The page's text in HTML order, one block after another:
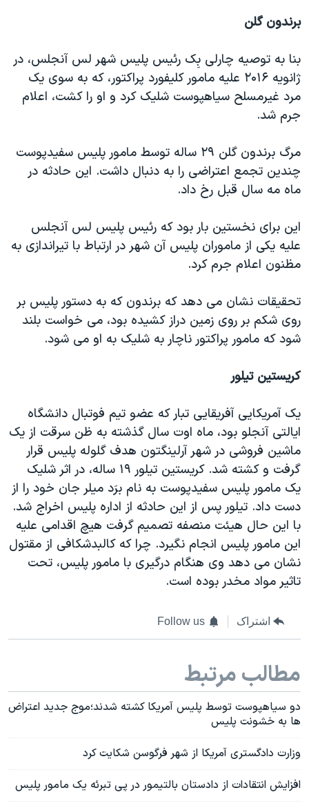
برندون گلن
بنا به توصیه چارلی بِک رئیس پلیس شهر لس آنجلس، در
ژانویه ۲۰۱۶ علیه مامور کلیفورد پراکتور، که به سوی یک
مرد غیرمسلح سیاهپوست شلیک کرد و او را کشت، اعلام
جرم شد.
مرگ برندون گلن ۲۹ ساله توسط مامور پلیس سفیدپوست
چندین تجمع اعتراضی را به دنبال داشت. این حادثه در
ماه مه سال قبل رخ داد.
این برای نخستین بار بود که رئیس پلیس لس آنجلس
علیه یکی از ماموران پلیس آن شهر در ارتباط با تیراندازی به
مظنون اعلام جرم کرد.
تحقیقات نشان می دهد که برندون که به دستور پلیس بر
روی شکم بر روی زمین دراز کشیده بود، می خواست بلند
شود که مامور پراکتور ناچار به شلیک به او می شود.
کریستین تیلور
یک آمریکایی آفریقایی تبار که عضو تیم فوتبال دانشگاه
ایالتی آنجلو بود، ماه اوت سال گذشته به ظن سرقت از یک
ماشین فروشی در شهر آرلینگتون هدف گلوله پلیس قرار
گرفت و کشته شد. کریستین تیلور ۱۹ ساله، در اثر شلیک
یک مامور پلیس سفیدپوست به نام برَد میلر جان خود را از
دست داد. تیلور پس از این حادثه از اداره پلیس اخراج شد.
با این حال هیئت منصفه تصمیم گرفت هیچ اقدامی علیه
این مامور پلیس انجام نگیرد. چرا که کالبدشکافی از مقتول
نشان می دهد وی هنگام درگیری با مامور پلیس، تحت
تاثیر مواد مخدر بوده است.
اشتراک Follow us
مطالب مرتبط
دو سیاهپوست توسط پلیس آمریکا کشته شدند؛موج جدید اعتراض
ها به خشونت پلیس
وزارت دادگستری آمریکا از شهر فرگوسن شکایت کرد
افزایش انتقادات از دادستان بالتیمور در پی تبرئه یک مامور پلیس